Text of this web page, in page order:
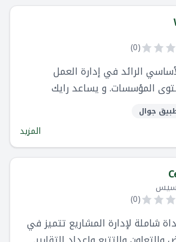
(
0
)
الرائد في إدارة العمل
المؤسسات. و يساعد رايك
بفضل جودة- بغض النظر عن
في ظل انتقال العديد من
العمل عن بُعد ، يعد رايك أفضل
وتقديم الكفاءات لفرق العمل
جوال
المزيد
(
0
)
شاملة لإدارة المشاريع تتميز في